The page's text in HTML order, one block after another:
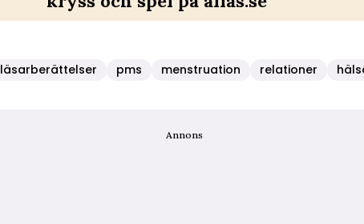
läsarberättelser pms menstruation relationer
Annons